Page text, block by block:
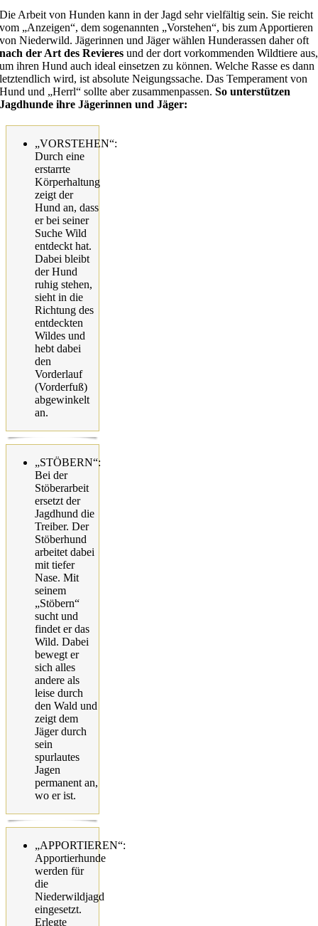
Die Arbeit von Hunden kann in der Jagd sehr vielfältig sein. Sie reicht
vom „Anzeigen“, dem sogenannten „Vorstehen“, bis zum Apportieren
von Niederwild. Jägerinnen und Jäger wählen Hunderassen daher oft
nach der Art des Revieres und der dort vorkommenden Wildtiere aus,
um ihren Hund auch ideal einsetzen zu können. Welche Rasse es dann
letztendlich wird, ist absolute Neigungssache. Das Temperament von
Hund und „Herrl“ sollte aber zusammenpassen.So unterstützen
Jagdhunde ihre Jägerinnen und Jäger:
„VORSTEHEN“:
Durch eine
erstarrte
Körperhaltung
zeigt der
Hund an, dass
er bei seiner
Suche Wild
entdeckt hat.
Dabei bleibt
der Hund
ruhig stehen,
sieht in die
Richtung des
entdeckten
Wildes und
hebt dabei
den
Vorderlauf
(Vorderfuß)
abgewinkelt
an.
„STÖBERN“:
Bei der
Stöberarbeit
ersetzt der
Jagdhund die
Treiber. Der
Stöberhund
arbeitet dabei
mit tiefer
Nase. Mit
seinem
„Stöbern“
sucht und
findet er das
Wild. Dabei
bewegt er
sich alles
andere als
leise durch
den Wald und
zeigt dem
Jäger durch
sein
spurlautes
Jagen
permanent an,
wo er ist.
„APPORTIEREN“:
Apportierhunde
werden für
die
Niederwildjagd
eingesetzt.
Erlegte